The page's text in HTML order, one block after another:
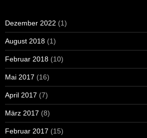
Dezember 2022 (1)
August 2018 (1)
Februar 2018 (10)
Mai 2017 (16)
April 2017 (7)
März 2017 (8)
Februar 2017 (15)